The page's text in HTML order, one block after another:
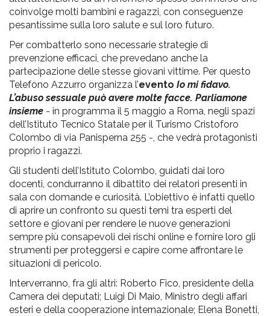
coinvolge molti bambini e ragazzi, con conseguenze
pesantissime sulla loro salute e sul loro futuro.
Per combatterlo sono necessarie strategie di
prevenzione efficaci, che prevedano anche la
partecipazione delle stesse giovani vittime. Per questo
Telefono Azzurro organizza l’evento Io mi fidavo.
L’abuso sessuale può avere molte facce. Parliamone
insieme - in programma il 5 maggio a Roma, negli spazi
dell’Istituto Tecnico Statale per il Turismo Cristoforo
Colombo di via Panisperna 255 -, che vedrà protagonisti
proprio i ragazzi.
Gli studenti dell’Istituto Colombo, guidati dai loro
docenti, condurranno il dibattito dei relatori presenti in
sala con domande e curiosità. L’obiettivo è infatti quello
di aprire un confronto su questi temi tra esperti del
settore e giovani per rendere le nuove generazioni
sempre più consapevoli dei rischi online e fornire loro gli
strumenti per proteggersi e capire come affrontare le
situazioni di pericolo.
Interverranno, fra gli altri: Roberto Fico, presidente della
Camera dei deputati; Luigi Di Maio, Ministro degli affari
esteri e della cooperazione internazionale; Elena Bonetti,